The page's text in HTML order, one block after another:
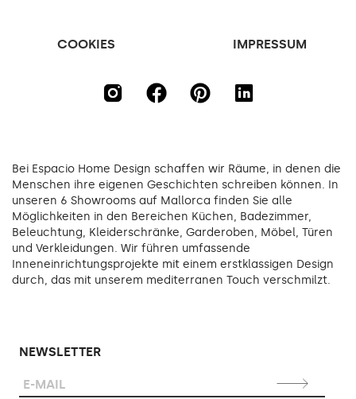
COOKIES IMPRESSUM
Bei Espacio Home Design schaffen wir Räume, in denen die
Menschen ihre eigenen Geschichten schreiben können. In
unseren 6 Showrooms auf Mallorca finden Sie alle
Möglichkeiten in den Bereichen Küchen, Badezimmer,
Beleuchtung, Kleiderschränke, Garderoben, Möbel, Türen
und Verkleidungen. Wir führen umfassende
Inneneinrichtungsprojekte mit einem erstklassigen Design
durch, das mit unserem mediterranen Touch verschmilzt.
NEWSLETTER